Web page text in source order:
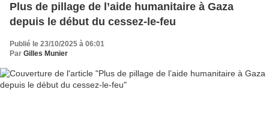
Plus de pillage de l’aide humanitaire à Gaza
depuis le début du cessez-le-feu
Publié le 23/10/2025 à 06:01
Par Gilles Munier